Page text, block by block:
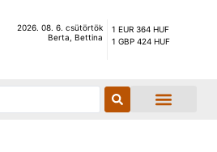
2026. 08. 6. csütörtök
Berta, Bettina
1 EUR 364 HUF
1 GBP 424 HUF